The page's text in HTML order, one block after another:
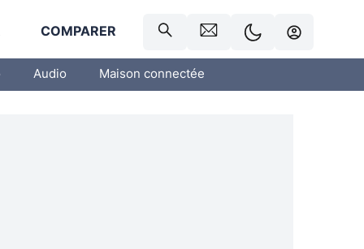
COMPARER
Audio Maison connectée